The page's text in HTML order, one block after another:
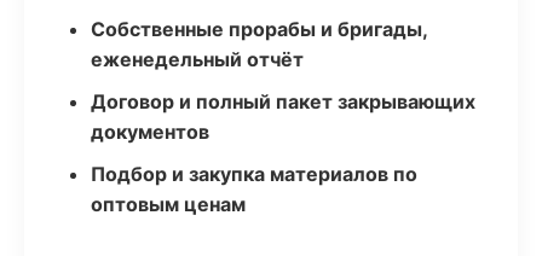
Собственные прорабы и бригады,
еженедельный отчёт
Договор и полный пакет закрывающих
документов
Подбор и закупка материалов по
оптовым ценам